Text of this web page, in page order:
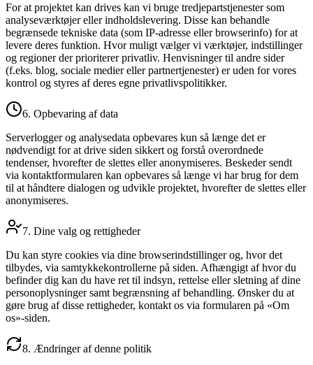
For at projektet kan drives kan vi bruge tredjepartstjenester som
analyseværktøjer eller indholdslevering. Disse kan behandle
begrænsede tekniske data (som IP-adresse eller browserinfo) for at
levere deres funktion. Hvor muligt vælger vi værktøjer, indstillinger
og regioner der prioriterer privatliv. Henvisninger til andre sider
(f.eks. blog, sociale medier eller partnertjenester) er uden for vores
kontrol og styres af deres egne privatlivspolitikker.
6. Opbevaring af data
Serverlogger og analysedata opbevares kun så længe det er
nødvendigt for at drive siden sikkert og forstå overordnede
tendenser, hvorefter de slettes eller anonymiseres. Beskeder sendt
via kontaktformularen kan opbevares så længe vi har brug for dem
til at håndtere dialogen og udvikle projektet, hvorefter de slettes eller
anonymiseres.
7. Dine valg og rettigheder
Du kan styre cookies via dine browserindstillinger og, hvor det
tilbydes, via samtykkekontrollerne på siden. Afhængigt af hvor du
befinder dig kan du have ret til indsyn, rettelse eller sletning af dine
personoplysninger samt begrænsning af behandling. Ønsker du at
gøre brug af disse rettigheder, kontakt os via formularen på «Om
os»-siden.
8. Ændringer af denne politik